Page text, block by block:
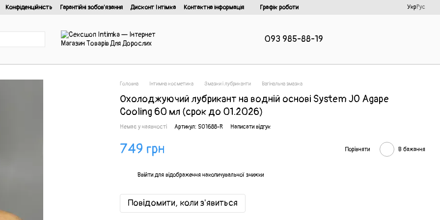
Конфіденційність Гарантійні зобов'язання Дисконт Інтімка Контактна інформація
Графік роботи
УкрРус
093 985-88-19
Головна Інтимна косметика Змазки і лубриканти Вагінальна змазка
Охолоджуючий лубрикант на водній основі System JO Agape
Cooling 60 мл (срок до 01.2026)
Немає у наявності Артикул: SO1688-R Написати відгук
749 грн Порівняти В бажання
Ввійти для відображення накопичувальної знижки
Повідомити, коли з'явиться